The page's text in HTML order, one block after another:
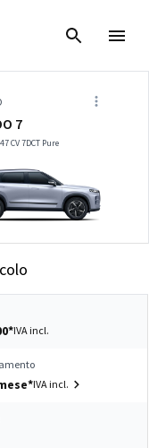
7
CV 7DCT Pure
IVA incl.
IVA incl.